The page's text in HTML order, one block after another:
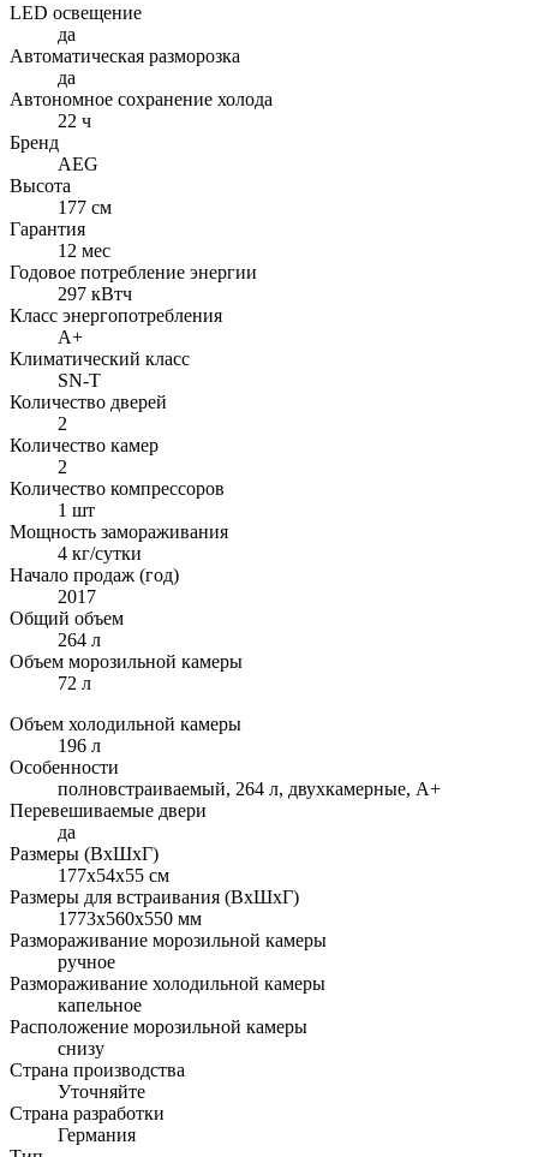
LED освещение
да
Автоматическая разморозка
да
Автономное сохранение холода
22 ч
Бренд
AEG
Высота
177 см
Гарантия
12 мес
Годовое потребление энергии
297 кВтч
Класс энергопотребления
A+
Климатический класс
SN-T
Количество дверей
2
Количество камер
2
Количество компрессоров
1 шт
Мощность замораживания
4 кг/сутки
Начало продаж (год)
2017
Общий объем
264 л
Объем морозильной камеры
72 л
Объем холодильной камеры
196 л
Особенности
полновстраиваемый, 264 л, двухкамерные, A+
Перевешиваемые двери
да
Размеры (ВхШхГ)
177x54x55 см
Размеры для встраивания (ВхШхГ)
1773x560x550 мм
Размораживание морозильной камеры
ручное
Размораживание холодильной камеры
капельное
Расположение морозильной камеры
снизу
Страна производства
Уточняйте
Страна разработки
Германия